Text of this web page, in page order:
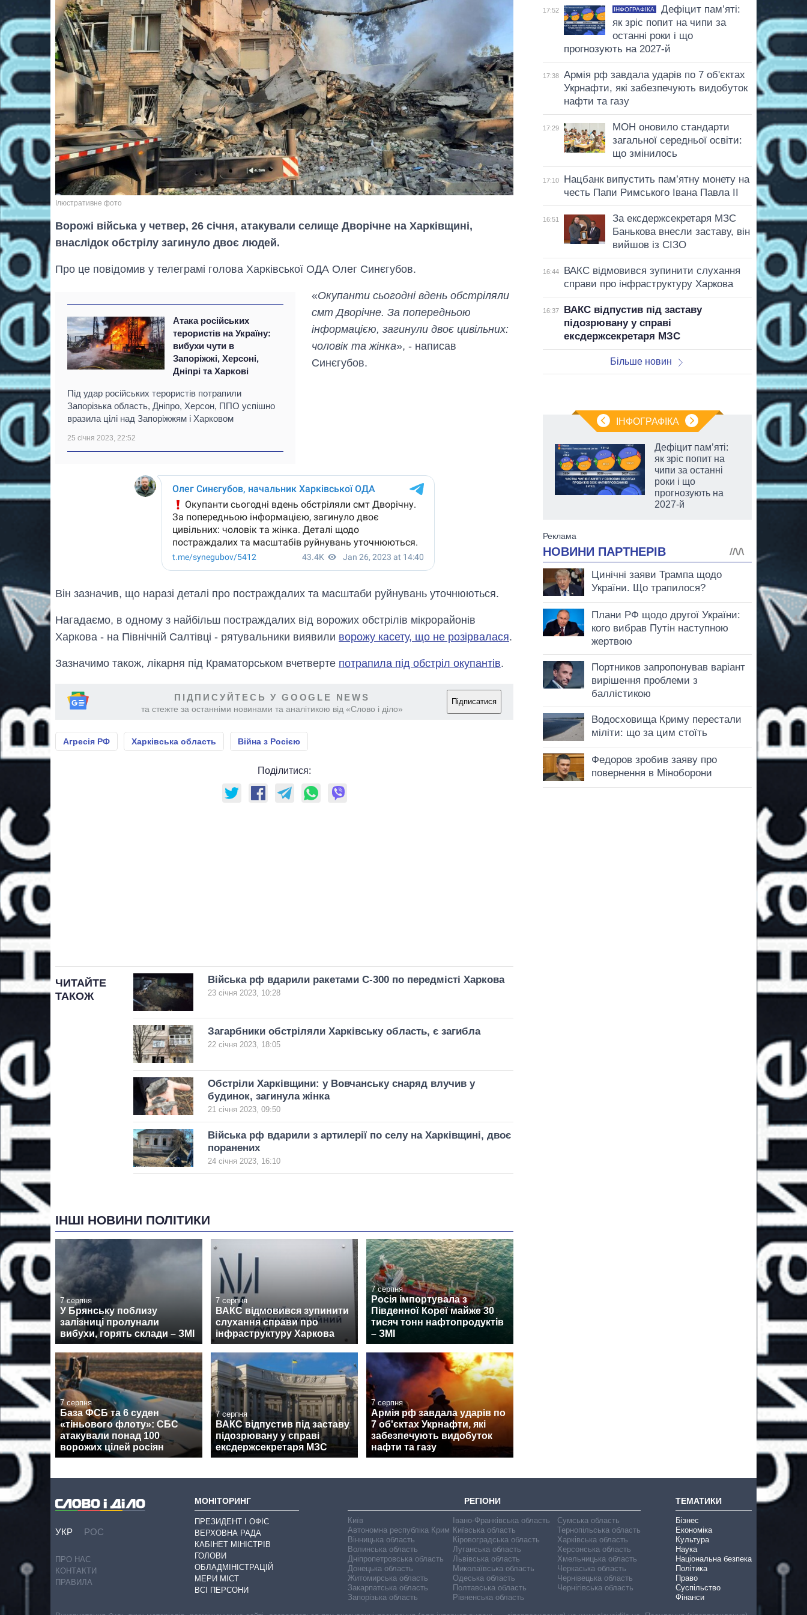
Ілюстративне фото
Ворожі війська у четвер, 26 січня, атакували селище Дворічне на Харківщині,
внаслідок обстрілу загинуло двоє людей.
Про це повідомив у телеграмі голова Харківської ОДА Олег Синєгубов.
Атака російських
терористів на Україну:
вибухи чути в
Запоріжжі, Херсоні,
Дніпрі та Харкові
Під удар російських терористів потрапили
Запорізька область, Дніпро, Херсон, ППО успішно
вразила цілі над Запоріжжям і Харковом
25 січня 2023, 22:52
«Окупанти сьогодні вдень обстріляли
смт Дворічне. За попередньою
інформацією, загинули двоє цивільних:
чоловік та жінка», - написав
Синєгубов.
Він зазначив, що наразі деталі про постраждалих та масштаби руйнувань уточнюються.
Нагадаємо, в одному з найбільш постраждалих від ворожих обстрілів мікрорайонів
Харкова - на Північній Салтівці - рятувальники виявили ворожу касету, що не розірвалася.
Зазначимо також, лікарня під Краматорськом вчетверте потрапила під обстріл окупантів.
ПІДПИСУЙТЕСЬ У GOOGLE NEWS
та стежте за останніми новинами та аналітикою від «Слово і діло»
Підписатися
Агресія РФ Харківська область Війна з Росією
Поділитися:
ЧИТАЙТЕ
ТАКОЖ
Війська рф вдарили ракетами С-300 по передмісті Харкова
23 січня 2023, 10:28
Загарбники обстріляли Харківську область, є загибла
22 січня 2023, 18:05
Обстріли Харківщини: у Вовчанську снаряд влучив у
будинок, загинула жінка
21 січня 2023, 09:50
Війська рф вдарили з артилерії по селу на Харківщині, двоє
поранених
24 січня 2023, 16:10
ІНШІ НОВИНИ ПОЛІТИКИ
7 серпня
У Брянську поблизу
залізниці пролунали
вибухи, горять склади – ЗМІ
7 серпня
ВАКС відмовився зупинити
слухання справи про
інфраструктуру Харкова
7 серпня
Росія імпортувала з
Південної Кореї майже 30
тисяч тонн нафтопродуктів
– ЗМІ
7 серпня
База ФСБ та 6 суден
«тіньового флоту»: СБС
атакували понад 100
ворожих цілей росіян
7 серпня
ВАКС відпустив під заставу
підозрювану у справі
ексдержсекретаря МЗС
7 серпня
Армія рф завдала ударів по
7 об'єктах Укрнафти, які
забезпечують видобуток
нафти та газу
17:52 ІНФОГРАФІКА
Дефіцит пам’яті:
як зріс попит на чипи за
останні роки і що
прогнозують на 2027-й
17:38
Армія рф завдала ударів по 7 об'єктах
Укрнафти, які забезпечують видобуток
нафти та газу
17:29
МОН оновило стандарти
загальної середньої освіти:
що змінилось
17:10
Нацбанк випустить пам’ятну монету на
честь Папи Римського Івана Павла II
16:51
За ексдержсекретаря МЗС
Банькова внесли заставу, він
вийшов із СІЗО
16:44
ВАКС відмовився зупинити слухання
справи про інфраструктуру Харкова
16:37
ВАКС відпустив під заставу
підозрювану у справі
ексдержсекретаря МЗС
Більше новин
ІНФОГРАФІКА
Дефіцит пам’яті:
як зріс попит на
чипи за останні
роки і що
прогнозують на
2027-й
УКР РОС
ПРО НАС
КОНТАКТИ
ПРАВИЛА
МОНІТОРИНГ
ПРЕЗИДЕНТ І ОФІС
ВЕРХОВНА РАДА
КАБІНЕТ МІНІСТРІВ
ГОЛОВИ
ОБЛАДМІНІСТРАЦІЙ
МЕРИ МІСТ
ВСІ ПЕРСОНИ
РЕГІОНИ
Київ
Автономна республіка Крим
Вінницька область
Волинська область
Дніпропетровська область
Донецька область
Житомирська область
Закарпатська область
Запорізька область
Івано-Франківська область
Київська область
Кіровоградська область
Луганська область
Львівська область
Миколаївська область
Одеська область
Полтавська область
Рівненська область
Сумська область
Тернопільська область
Харківська область
Херсонська область
Хмельницька область
Черкаська область
Чернівецька область
Чернігівська область
ТЕМАТИКИ
Бізнес
Економіка
Культура
Наука
Національна безпека
Політика
Право
Суспільство
Фінанси